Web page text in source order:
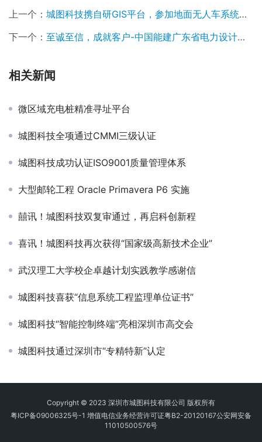
上一个： 城图科技携自研GIS平台，参加地面无人车系统挑战赛
下一个： 至诚至信，成就客户-中国能建广东省电力设计研究院有限公司感谢信
相关新闻
微区域充电桩精准寻址平台
城图科技全项通过CMMI三级认证
城图科技成功认证ISO9001质量管理体系
大型邮轮工程 Oracle Primavera P6 实施
囍讯！城图科技双复审通过，再启科创新程
喜讯！城图科技再次获得“国家级高新技术企业”
武汉理工大学校企卓越计划实践教学感谢信
城图科技喜获“信息系统工程监理单位证书”
城图科技“智能控制终端”亮相深圳市高交会
城图科技通过深圳市“专精特新”认定
Copyright © 2023 深圳市城图科技有限公司 版权所有
粤ICP备09006325号-1 增值电信业务经营许可证粤B2-20120167公安网安备
11010500576号